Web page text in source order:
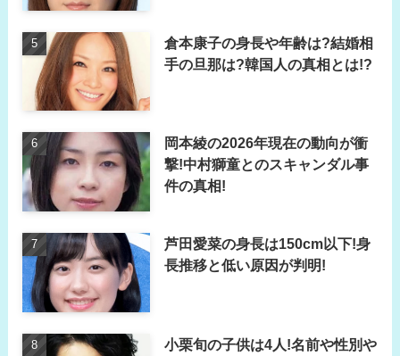
倉本康子の身長や年齢は?結婚相
手の旦那は?韓国人の真相とは!?
岡本綾の2026年現在の動向が衝
撃!中村獅童とのスキャンダル事
件の真相!
芦田愛菜の身長は150cm以下!身
長推移と低い原因が判明!
小栗旬の子供は4人!名前や性別や